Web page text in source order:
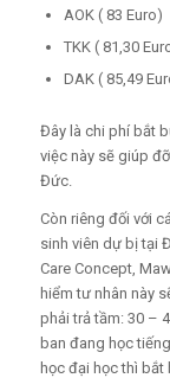
AOK ( 83 Euro)
TKK ( 81,30
DAK ( 85,49
Đây là chi phí bắt
việc này sẽ giúp
Đức.
Còn riêng đối với
sinh viên dự bị tại
Care Concept,
hiểm tư nhân này
phải trả tầm: 30 –
ban đang học
học đại học thì